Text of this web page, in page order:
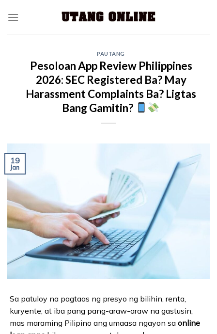
PAUTANG
Pesoloan App Review Philippines
2026: SEC Registered Ba? May
Harassment Complaints Ba? Ligtas
Bang Gamitin?
19
Jan
Sa patuloy na pagtaas ng presyo ng bilihin, renta,
kuryente, at iba pang pang-araw-araw na gastusin,
mas maraming Pilipino ang umaasa ngayon sa online